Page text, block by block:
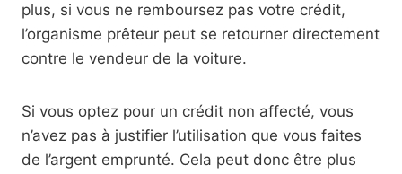
plus, si vous ne remboursez pas votre crédit,
l’organisme prêteur peut se retourner directement
contre le vendeur de la voiture.
Si vous optez pour un crédit non affecté, vous
n’avez pas à justifier l’utilisation que vous faites
de l’argent emprunté. Cela peut donc être plus